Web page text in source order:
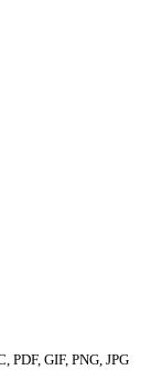
GIF, PNG, JPG